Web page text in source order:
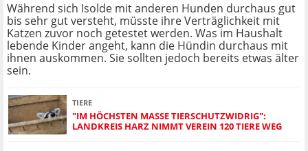
Während sich Isolde mit anderen Hunden durchaus gut
bis sehr gut versteht, müsste ihre Verträglichkeit mit
Katzen zuvor noch getestet werden. Was im Haushalt
lebende Kinder angeht, kann die Hündin durchaus mit
ihnen auskommen. Sie sollten jedoch bereits etwas älter
sein.
TIERE
"IM HÖCHSTEN MASSE TIERSCHUTZWIDRIG": L
ANDKREIS HARZ NIMMT VEREIN 120 TIERE WEG